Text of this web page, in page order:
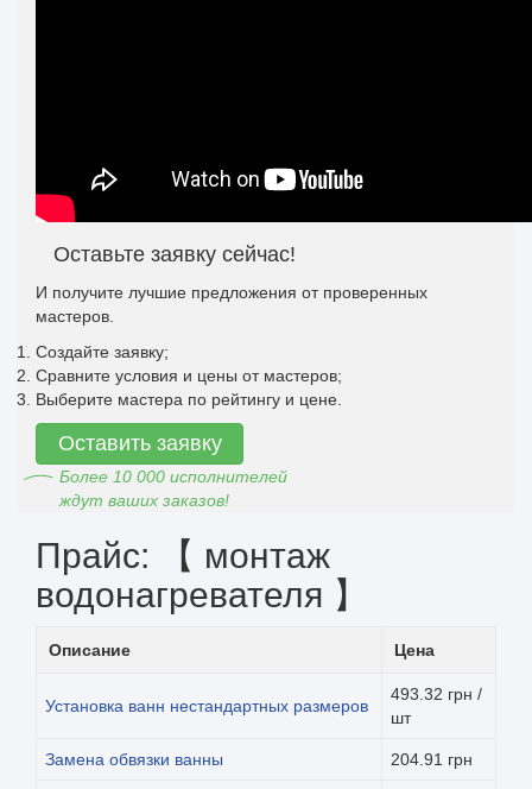
Оставьте заявку сейчас!
И получите лучшие предложения от проверенных
мастеров.
Создайте заявку;
Сравните условия и цены от мастеров;
Выберите мастера по рейтингу и цене.
Оставить заявку
Более 10 000 исполнителей
ждут ваших заказов!
Прайс: 【 монтаж
водонагревателя 】
Описание Цена
Установка ванн нестандартных размеров
493.32 грн /
шт
Замена обвязки ванны 204.91 грн